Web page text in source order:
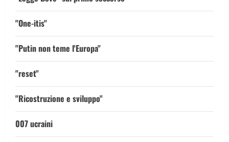
"One-itis"
"Putin non teme l'Europa"
"reset"
"Ricostruzione e sviluppo"
007 ucraini